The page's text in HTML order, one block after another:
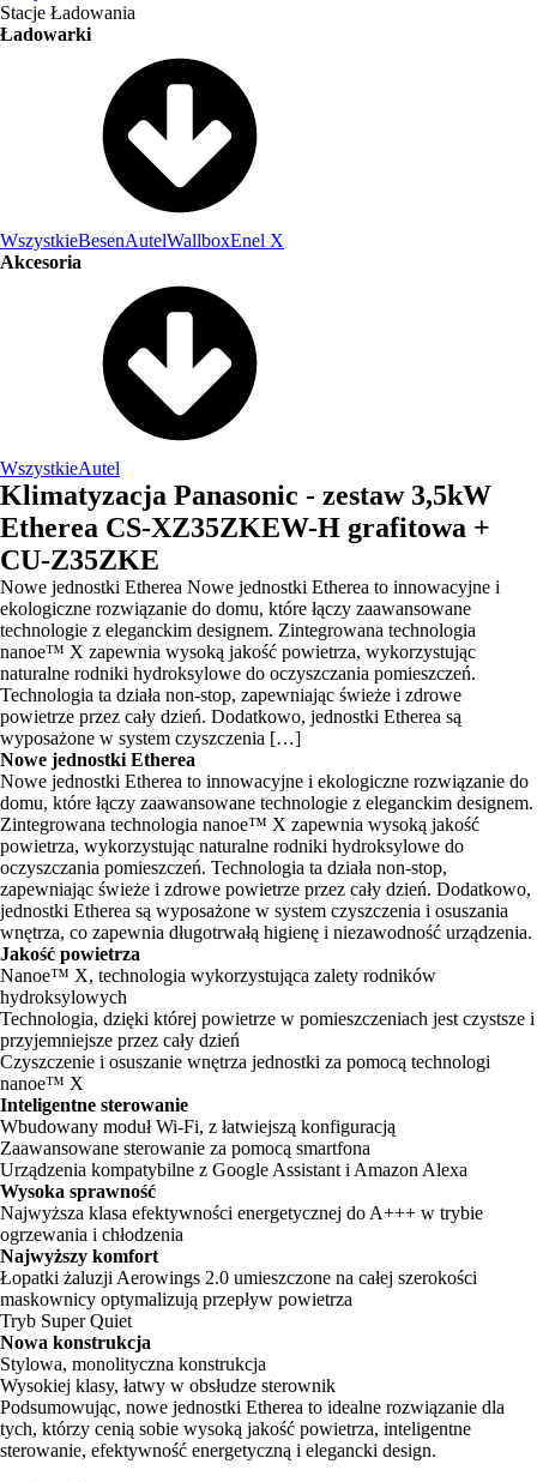
Stacje Ładowania
Ładowarki
WszystkieBesenAutelWallboxEnel X
Akcesoria
WszystkieAutel
Klimatyzacja Panasonic - zestaw 3,5kW
Etherea CS-XZ35ZKEW-H grafitowa +
CU-Z35ZKE
Nowe jednostki Etherea Nowe jednostki Etherea to innowacyjne i
ekologiczne rozwiązanie do domu, które łączy zaawansowane
technologie z eleganckim designem. Zintegrowana technologia
nanoe™ X zapewnia wysoką jakość powietrza, wykorzystując
naturalne rodniki hydroksylowe do oczyszczania pomieszczeń.
Technologia ta działa non-stop, zapewniając świeże i zdrowe
powietrze przez cały dzień. Dodatkowo, jednostki Etherea są
wyposażone w system czyszczenia […]
Nowe jednostki Etherea
Nowe jednostki Etherea to innowacyjne i ekologiczne rozwiązanie do
domu, które łączy zaawansowane technologie z eleganckim designem.
Zintegrowana technologia nanoe™ X zapewnia wysoką jakość
powietrza, wykorzystując naturalne rodniki hydroksylowe do
oczyszczania pomieszczeń. Technologia ta działa non-stop,
zapewniając świeże i zdrowe powietrze przez cały dzień. Dodatkowo,
jednostki Etherea są wyposażone w system czyszczenia i osuszania
wnętrza, co zapewnia długotrwałą higienę i niezawodność urządzenia.
Jakość powietrza
Nanoe™ X, technologia wykorzystująca zalety rodników
hydroksylowych
Technologia, dzięki której powietrze w pomieszczeniach jest czystsze i
przyjemniejsze przez cały dzień
Czyszczenie i osuszanie wnętrza jednostki za pomocą technologi
nanoe™ X
Inteligentne sterowanie
Wbudowany moduł Wi-Fi, z łatwiejszą konfiguracją
Zaawansowane sterowanie za pomocą smartfona
Urządzenia kompatybilne z Google Assistant i Amazon Alexa
Wysoka sprawność
Najwyższa klasa efektywności energetycznej do A+++ w trybie
ogrzewania i chłodzenia
Najwyższy komfort
Łopatki żaluzji Aerowings 2.0 umieszczone na całej szerokości
maskownicy optymalizują przepływ powietrza
Tryb Super Quiet
Nowa konstrukcja
Stylowa, monolityczna konstrukcja
Wysokiej klasy, łatwy w obsłudze sterownik
Podsumowując, nowe jednostki Etherea to idealne rozwiązanie dla
tych, którzy cenią sobie wysoką jakość powietrza, inteligentne
sterowanie, efektywność energetyczną i elegancki design.